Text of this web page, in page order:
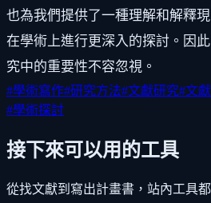
也為我們提供了一種理解和解釋
在學術上進行更深入的探討。因
究中的重要性不容忽視。
#學術寫作#研究方法#文獻研究#文
#學術探討
接下來可以用的工具
從找文獻到寫出計畫書，站內工具